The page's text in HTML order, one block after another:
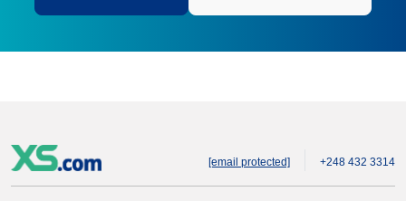
[email protected] +248 432 3314